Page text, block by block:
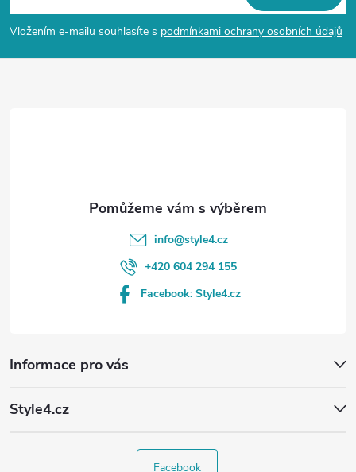
p
a
Vložením e-mailu souhlasíte s podmínkami ochrany osobních údajů
Informace pro vás
Style4.cz
info@style4.cz
+420 604 294 155
Facebook: Style4.cz
Facebook